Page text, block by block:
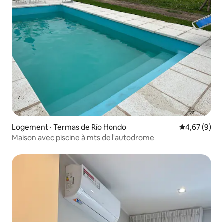
Logement · Termas de Río Hondo Note
4,67 (9)
Maison avec piscine à mts de l'autodrome